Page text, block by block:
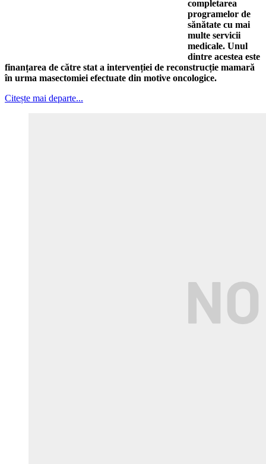
completarea
programelor de
sănătate cu mai
multe servicii
medicale. Unul
dintre acestea este
finanțarea de către stat a intervenției de reconstrucție mamară
în urma masectomiei efectuate din motive oncologice.
Citește mai departe...